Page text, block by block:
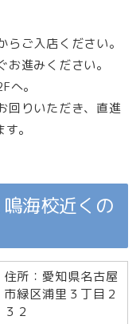
ご入店ください。
進みください。
へ。
回りいただき、直進
。
海校近くの
住所：愛知県名古屋
市緑区浦里３丁目２
３２